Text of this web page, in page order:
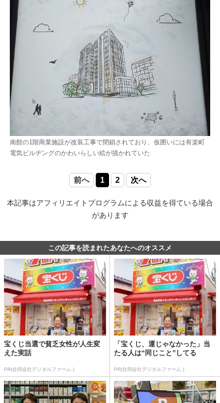
南館の1階商業施設が改装工事で閉鎖されており、仮囲いには有楽町
電気ビルヂングのかわいらしい絵が描かれていた
前へ 1 2 次へ
本記事はアフィリエイトプログラムによる収益を得ている場合
があります
この記事を読まれたあなたへのオススメ
宝くじ当選で貧乏女性が人生変
えた実話
PR(合同会社デジタルファーム )
「宝くじ、運じゃなかった」当
たる人は“同じこと”してる
PR(合同会社デジタルファーム )